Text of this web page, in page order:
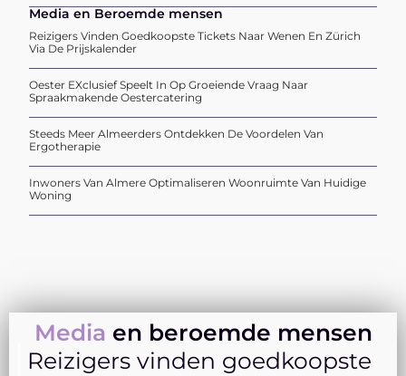
Media en Beroemde mensen
Reizigers Vinden Goedkoopste Tickets Naar Wenen En Zürich
Via De Prijskalender
Oester EXclusief Speelt In Op Groeiende Vraag Naar
Spraakmakende Oestercatering
Steeds Meer Almeerders Ontdekken De Voordelen Van
Ergotherapie
Inwoners Van Almere Optimaliseren Woonruimte Van Huidige
Woning
Media en beroemde mensen
Reizigers vinden goedkoopste